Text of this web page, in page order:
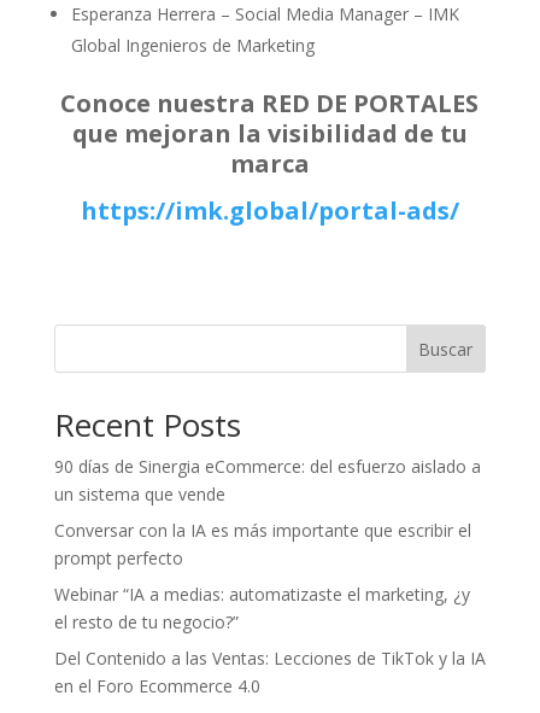
Esperanza Herrera – Social Media Manager – IMK
Global Ingenieros de Marketing
Conoce nuestra RED DE PORTALES
que mejoran la visibilidad de tu
marca
https://imk.global/portal-ads/
Buscar
Recent Posts
90 días de Sinergia eCommerce: del esfuerzo aislado a
un sistema que vende
Conversar con la IA es más importante que escribir el
prompt perfecto
Webinar “IA a medias: automatizaste el marketing, ¿y
el resto de tu negocio?”
Del Contenido a las Ventas: Lecciones de TikTok y la IA
en el Foro Ecommerce 4.0